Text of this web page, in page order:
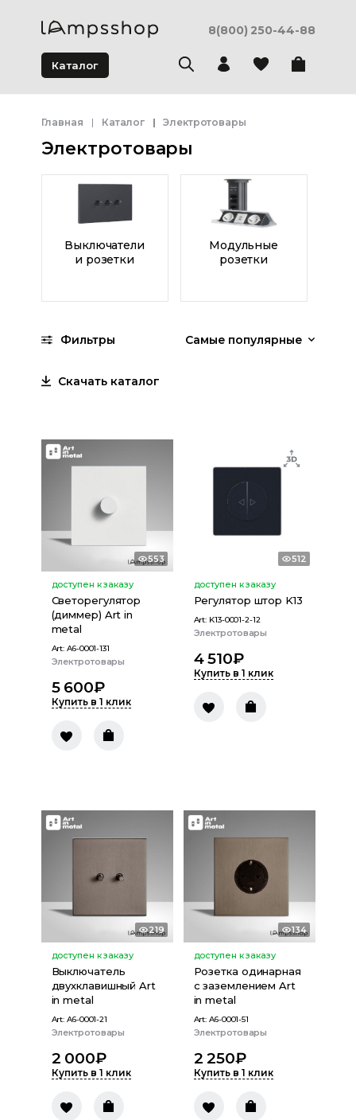
8(800) 250-44-88
Каталог
Главная Каталог Электротовары
Электротовары
Выключатели
и розетки
Модульные
розетки
Фильтры Самые популярные
Скачать каталог
553
доступен к заказу
Светорегулятор
(диммер) Art in
metal
Art: A6-0001-131
Электротовары
5 600₽
Купить в 1 клик
512
доступен к заказу
Регулятор штор K13
Art: K13-0001-2-12
Электротовары
4 510₽
Купить в 1 клик
219
доступен к заказу
Выключатель
двухклавишный Art
in metal
Art: A6-0001-21
Электротовары
2 000₽
Купить в 1 клик
134
доступен к заказу
Розетка одинарная
с заземлением Art
in metal
Art: A6-0001-51
Электротовары
2 250₽
Купить в 1 клик